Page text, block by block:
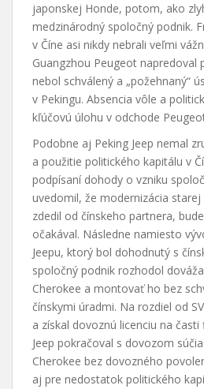
japonskej Honde, potom, ako
medzinárodný spoločný podnik.
v Číne asi nikdy nebrali veľmi
Guangzhou Peugeot napredoval
nebol schválený a „požehnaný“
v Pekingu. Absencia vôle a
kľúčovú úlohu v odchode
Podobne aj Peking Jeep nemal
a použitie politického kapitálu v
podpísaní dohody o vzniku
uvedomil, že modernizácia
zdedil od čínskeho partnera,
očakával. Následne namiesto
Jeepu, ktorý bol dohodnutý s
spoločný podnik rozhodol
Cherokee a montovať ho bez
čínskymi úradmi. Na rozdiel od
a získal dovoznú licenciu na
Jeep pokračoval s dovozom
Cherokee bez dovozného
aj pre nedostatok politického